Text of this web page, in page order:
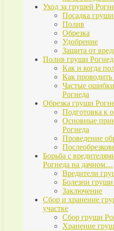
Уход за грушей
Посадка груши
Полив
Обрезка
Удобрение
Защита от
Полив груши
Как и когда
Как
Частые
Рогнеда
Обрезка груши
Подготовка к
Основные
Рогнеда
Проведение
Борьба с
Рогнеда на дачном…
Вредители
Болезни груши
Заключение
Сбор и хранение
участке
Сбор груши
Хранение